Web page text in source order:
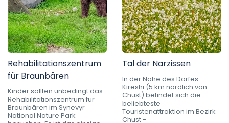
Rehabilitationszentrum
für Braunbären
Kinder sollten unbedingt das
Rehabilitationszentrum für
Braunbären im Synevyr
National Nature Park
Tal der Narzissen
In der Nähe des Dorfes
Kireshi (5 km nördlich von
Chust) befindet sich die
beliebteste
Touristenattraktion im Bezirk
Chust -